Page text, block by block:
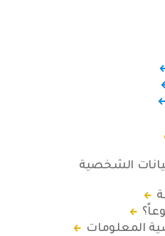
الشخصية
المعلومات